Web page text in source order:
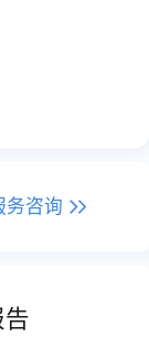
务咨询